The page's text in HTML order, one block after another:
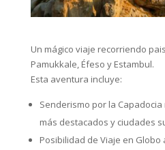
Un mágico viaje recorriendo
Pamukkale, Éfeso y Estambul.
Esta aventura incluye:
Senderismo por la
más destacados y ciudades
Posibilidad de Viaje en Globo